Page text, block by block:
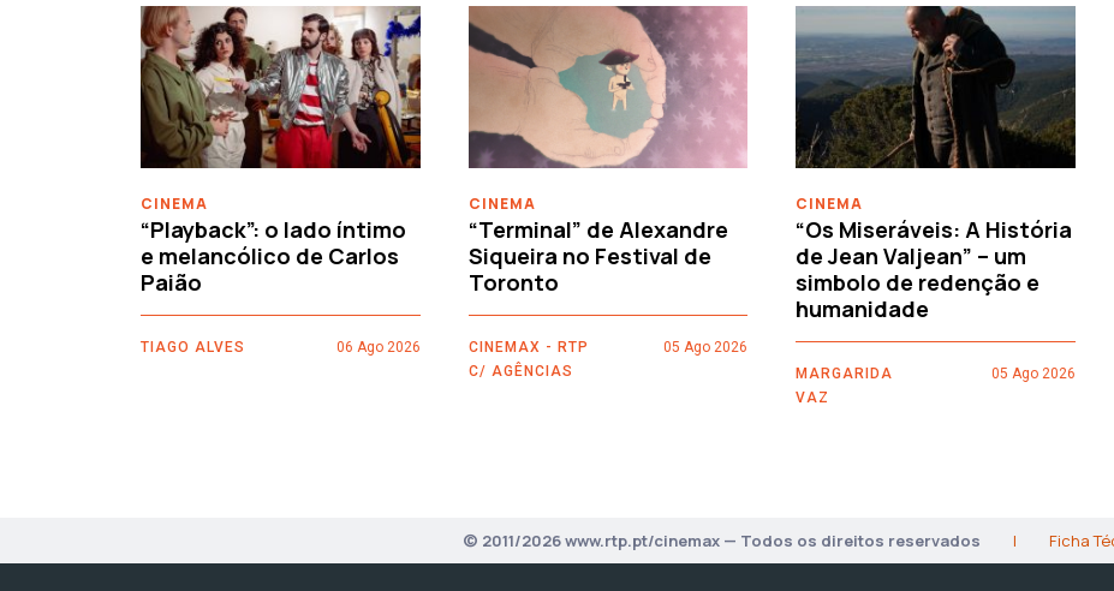
CINEMA
“Playback”: o lado íntimo
e melancólico de Carlos
Paião
TIAGO ALVES 06 Ago 2026
CINEMA
“Terminal” de Alexandre
Siqueira no Festival de
Toronto
CINEMAX - RTP
C/ AGÊNCIAS
05 Ago 2026
CINEMA
“Os Miseráveis: A História
de Jean Valjean” – um
simbolo de redenção e
humanidade
MARGARIDA
VAZ
05 Ago 2026
‹
© 2011/2026 www.rtp.pt/cinemax — Todos os direitos reservados | Ficha